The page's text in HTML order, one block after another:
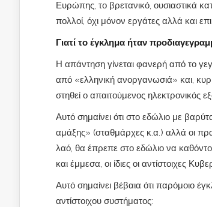
Ευρώπης, το βρετανικό, ουσιαστικά
πολλοί, όχι μόνον εργάτες αλλά και
Γιατί το έγκλημα ήταν
Η απάντηση γίνεται φανερή από το
από «ελληνική ανοργανωσιά» και,
στηθεί ο απαιτούμενος ηλεκτρονικός
Αυτό σημαίνει ότι στο εδώλιο με
αμάξης» (σταθμάρχες κ.α.) αλλά οι
λαό, θα έπρεπε στο εδώλιο να
και έμμεσα, οι ίδιες οι αντίστοιχες
Αυτό σημαίνει βέβαια ότι παρόμοιο
αντίστοιχου συστήματος: